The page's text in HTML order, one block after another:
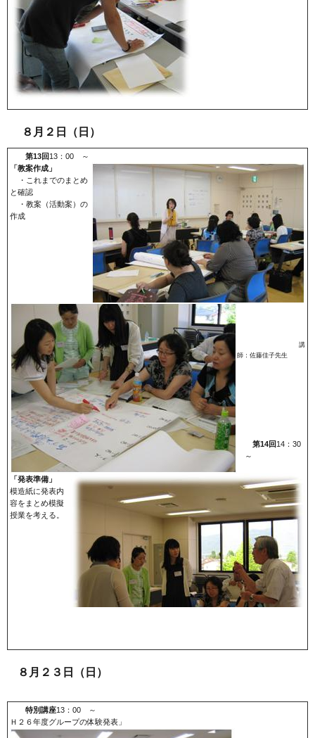
８月２日（日）
第13回 13：00 ～
「教案作成」
・これまでのまとめ
と確認
・教案（活動案）の
作成
講
師：佐藤佳子先生
第14回 14：30
～
「発表準備」
模造紙に発表内
容をまとめ模擬
授業を考える。
８月２３日（日）
特別講座13：00 ～
Ｈ２６年度グループの体験発表」